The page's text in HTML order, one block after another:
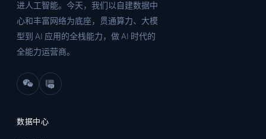
进人工智能。今天，我们以自建数据中
心和丰富网络为底座，贯通算力、大模
型到 AI 应用的全栈能力，做 AI 时代的
全能力运营商。
数据中心